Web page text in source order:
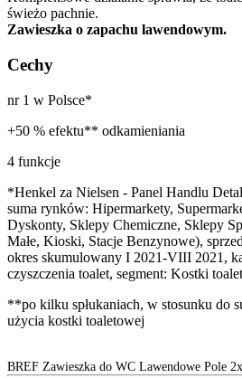
świeżo pachnie.
Zawieszka o zapachu lawendowym.
Cechy
nr 1 w Polsce*
+50 % efektu** odkamieniania
4 funkcje
*Henkel za Nielsen - Panel Handlu
suma rynków: Hipermarkety,
Dyskonty, Sklepy Chemiczne, Sklepy
Małe, Kioski, Stacje Benzynowe),
okres skumulowany I 2021-VIII 2021,
czyszczenia toalet, segment: Kostki
**po kilku spłukaniach, w stosunku do
użycia kostki toaletowej
BREF Zawieszka do WC Lawendowe Pole